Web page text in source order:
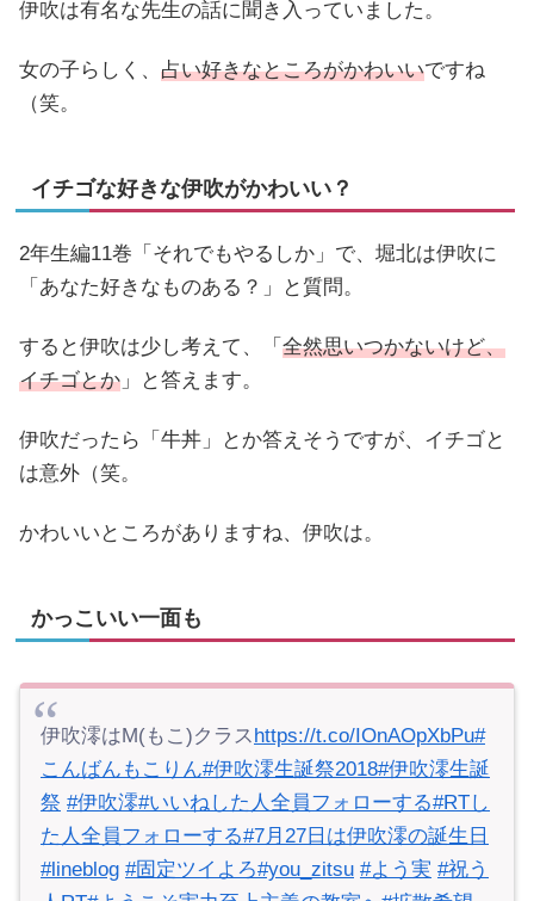
伊吹は有名な先生の話に聞き入っていました。
女の子らしく、 占い好きなところがかわいいですね
（笑。
イチゴな好きな伊吹がかわいい？
2年生編11巻「それでもやるしか」で、堀北は伊吹に
「あなた好きなものある？」と質問。
すると伊吹は少し考えて、「 全然思いつかないけど、
イチゴとか 」と答えます。
伊吹だったら「牛丼」とか答えそうですが、イチゴと
は意外（笑。
かわいいところがありますね、伊吹は。
かっこいい一面も
伊吹澪はM(もこ)クラスhttps://t.co/IOnAOpXbPu#
こんばんもこりん#伊吹澪生誕祭2018#伊吹澪生誕
祭 #伊吹澪#いいねした人全員フォローする#RTし
た人全員フォローする#7月27日は伊吹澪の誕生日
#lineblog #固定ツイよろ#you_zitsu #よう実 #祝う